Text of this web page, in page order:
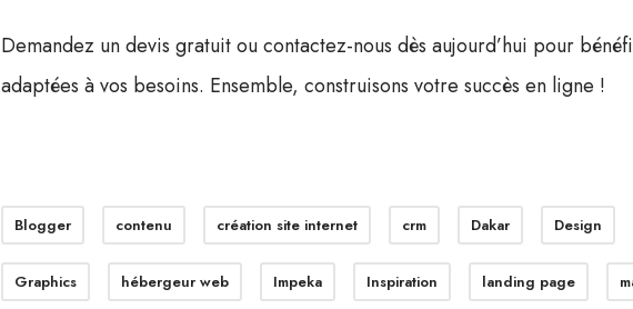
Demandez un devis gratuitou contactez-nous dès aujourd’hui pour
adaptées à vos besoins. Ensemble, construisons votre succès en ligne !
Blogger contenu création site internet crm Dakar Design
Graphics hébergeur web Impeka Inspiration landing page